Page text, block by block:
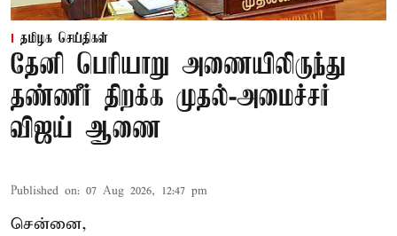
தமிழக செய்திகள்
தேனி பெரியாறு அணையிலிருந்து
தண்ணீர் திறக்க முதல்-அமைச்சர்
விஜய் ஆணை
Published on: 07 Aug 2026, 12:47 pm
சென்னை,